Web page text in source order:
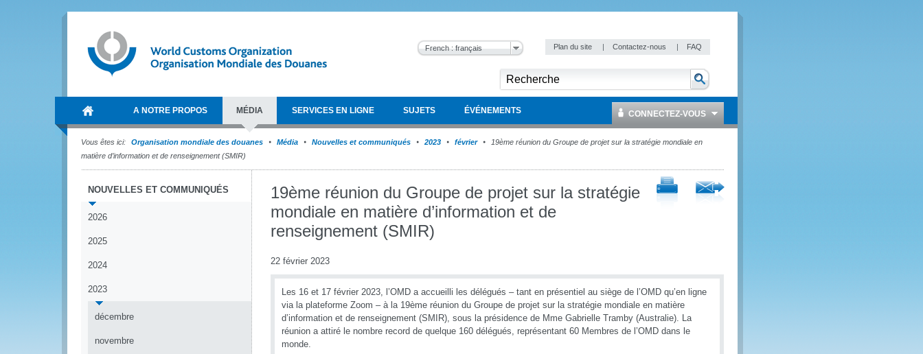
French : français Plan du site | Contactez-nous | FAQ
A NOTRE PROPOS MÉDIA SERVICES EN LIGNE SUJETS ÉVÉNEMENTS CONNECTEZ-VOUS
Vous êtes ici: Organisation mondiale des douanes Média Nouvelles et communiqués 2023 février
19ème réunion du Groupe de projet sur la stratégie mondiale en
matière d’information et de renseignement (SMIR)
NOUVELLES ET COMMUNIQUÉS
2026
2025
2024
2023
décembre
novembre
19ème réunion du Groupe de projet sur la stratégie
mondiale en matière d’information et de
renseignement (SMIR)
22 février 2023
Les 16 et 17 février 2023, l’OMD a accueilli les délégués – tant en présentiel au siège de l’OMD qu’en ligne
via la plateforme Zoom – à la 19ème réunion du Groupe de projet sur la stratégie mondiale en matière
d’information et de renseignement (SMIR), sous la présidence de Mme Gabrielle Tramby (Australie). La
réunion a attiré le nombre record de quelque 160 délégués, représentant 60 Membres de l’OMD dans le
monde.